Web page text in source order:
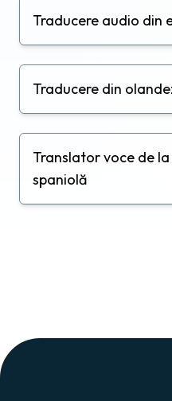
Traducere audio din
Traducere din
Translator voce de
spaniolă